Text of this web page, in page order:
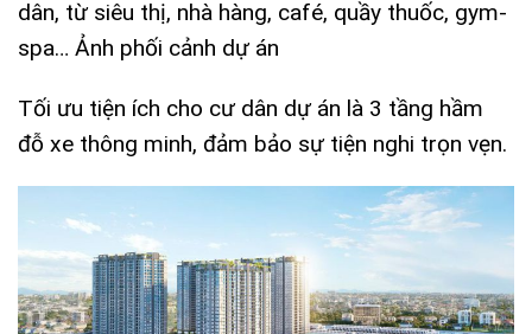
dân, từ siêu thị, nhà hàng, café, quầy thuốc, gym-
spa… Ảnh phối cảnh dự án
Tối ưu tiện ích cho cư dân dự án là 3 tầng hầm
đỗ xe thông minh, đảm bảo sự tiện nghi trọn vẹn.